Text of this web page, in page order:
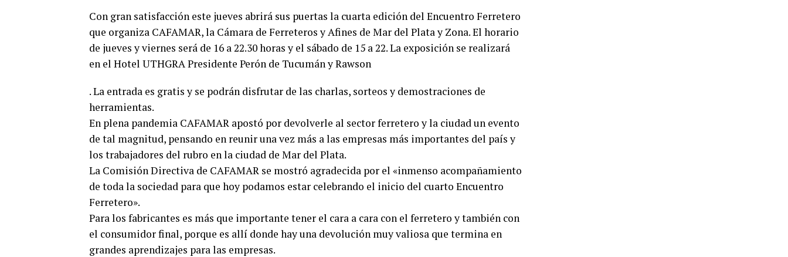
Con gran satisfacción este jueves abrirá sus puertas la cuarta edición del Encuentro Ferretero
que organiza CAFAMAR, la Cámara de Ferreteros y Afines de Mar del Plata y Zona. El horario
de jueves y viernes será de 16 a 22.30 horas y el sábado de 15 a 22. La exposición se realizará
en el Hotel UTHGRA Presidente Perón de Tucumán y Rawson
. La entrada es gratis y se podrán disfrutar de las charlas, sorteos y demostraciones de
herramientas.
En plena pandemia CAFAMAR apostó por devolverle al sector ferretero y la ciudad un evento
de tal magnitud, pensando en reunir una vez más a las empresas más importantes del país y
los trabajadores del rubro en la ciudad de Mar del Plata.
La Comisión Directiva de CAFAMAR se mostró agradecida por el «inmenso acompañamiento
de toda la sociedad para que hoy podamos estar celebrando el inicio del cuarto Encuentro
Ferretero».
Para los fabricantes es más que importante tener el cara a cara con el ferretero y también con
el consumidor final, porque es allí donde hay una devolución muy valiosa que termina en
grandes aprendizajes para las empresas.